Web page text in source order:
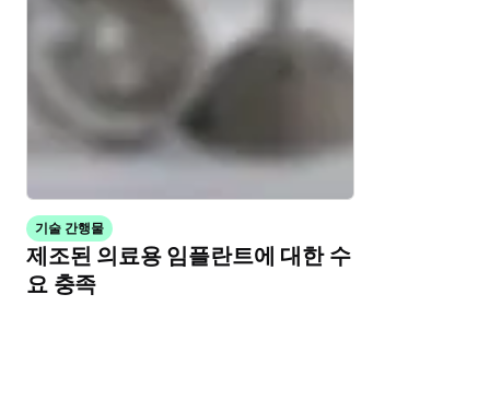
기술 간행물
제조된 의료용 임플란트에 대한 수
요 충족